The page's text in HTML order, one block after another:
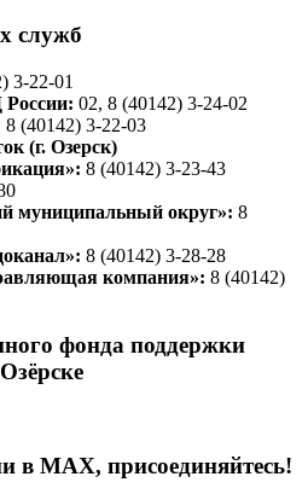
служб
3-22-01
02, 8 (40142) 3-24-02
8 (40142) 3-22-03
(г. Озерск)
8 (40142) 3-23-43
муниципальный округ»: 8
8 (40142) 3-28-28
компания»: 8 (40142)
фонда поддержки
в МАХ, присоединяйтесь!